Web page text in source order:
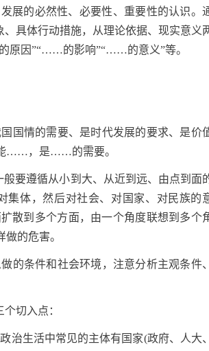
展的必然性、必要性、重要性的认识。
具体行动措施，从理论依据、现实意义
原因”“……的影响”“……的意义”等。
国情的需要、是时代发展的要求、是价
……，是……的需要。
要遵循从小到大、从近到远、由点到面
集体，然后对社会、对国家、对民族的
散到多个方面，由一个角度联想到多个
的危害。
的条件和社会环境，注意分析主观条件、
切入点：
治生活中常见的主体有国家(政府、人大、